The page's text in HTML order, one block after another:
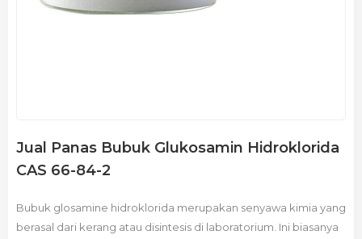
Jual Panas Bubuk Glukosamin Hidroklorida
CAS 66-84-2
Bubuk glosamine hidroklorida merupakan senyawa kimia yang
berasal dari kerang atau disintesis di laboratorium. Ini biasanya